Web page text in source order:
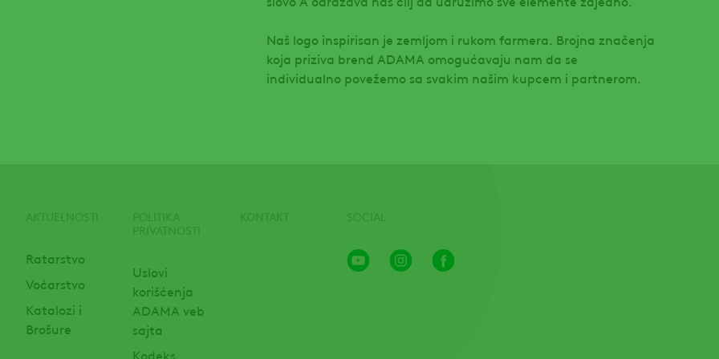
Naš logo inspirisan je zemljom i rukom farmera. Brojna značenja
koja priziva brend ADAMA omogućavaju nam da se
individualno povežemo sa svakim našim kupcem i partnerom.
Ratarstvo
Voćarstvo
Katalozi i
Brošure
Uslovi
korišćenja
ADAMA veb
sajta
Kodeks
Youtube
Channel
InstagramFacebook